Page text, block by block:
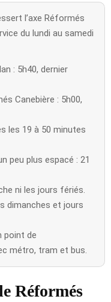
l’axe Réformés
du lundi au samedi
: 5h40, dernier
Canebière : 5h00,
les 19 à 50 minutes
peu plus espacé : 21
ni les jours fériés.
dimanches et jours
point de
métro, tram et bus.
Réformés